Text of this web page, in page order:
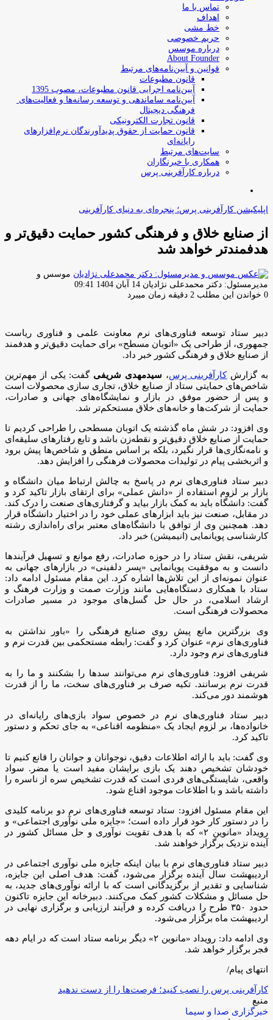
تماس با ما
اهداف
خط مشی
حریم خصوصی
درباره موسس
About Founder
قوانین و آیین‌نامه‌های مرتبط
‌قانون مطبوعات
آیین‌نامه اجرایی قانون مطبوعات، مصوب 1395
آیین‌نامه سامان­دهی و توسعه رسانه­‌ها و فعالیت‌­های
فرهنگی دیجیتال
قانون تجارت الکترونیکی
قانون حمایت از حقوق پدیدآورندگان نرم‌افزارهای
رایانه‌ای
سایت‌های مرتبط
همکاری با خبرنگاران
درباره کارآفرینی پرس
اپلیکیشن کارآفرینی پرس؛ پنجره‌ای به دنیای کارآفرینی
از صنایع خلاق و فرهنگی کشور حمایت دقیق‌تر و
هدفمندتر خواهد شد
موسس و
مدیرمسئول: دکتر محمدعلی نژادیان ارسال
ایمیل
14 آبان 1404 09:41
0 خواندن این مطلب 2 دقیقه زمان میبرد
دبیر ستاد توسعه فناوری‌های نرم معاونت علمی و فناوری ریاست
جمهوری، از طراحی یک «اتوبان مسطح» برای حمایت دقیق‌تر و هدفمند
از صنایع خلاق و فرهنگی کشور خبر داد.
به گزارشکارآفرینی پرس، سیدمهدی شریفی گفت: یکی از مهم‌ترین
شاخص‌های حمایتی ستاد از صنایع خلاق، تجاری سازی محصولات است
و پس از حضور موفق در بازار و نمایشگاه‌های جهانی و صادرات،
حمایت از شرکت‌ها و خانه‌های خلاق مستحکم‌تر شد.
وی افزود: در شش ماه گذشته یک اتوبان مسطحی را طراحی کردیم تا
حمایت از صنایع خلاق دقیق‌تر و نقطه‌زن باشد و تابع رفتار‌های سلیقه‌ای
و نامه‌نگاری‌ها قرار نگیرد، بلکه بر اساس منطق و شاخص‌ها پیش برود
و اثربخشی پیام در تولیدات محصولات فرهنگی را افزایش دهد.
دبیر ستاد فناوری‌های نرم در پاسخ به چالش ارتباط میان دانشگاه و
بازار بر لزوم استفاده از «دانش عملی» برای ارتقای بازار تاکید کرد و
گفت: دانشگاه باید به کمک بازار بیاید و گرفتاری‌های صنعت را درک کند.
در مقابل، صنعت نیز باید ابزار‌های عملی خود را در اختیار دانشگاه قرار
دهد. همچنین وی از توافق با دانشگاه‌های معتبر برای راه‌اندازی رشته
کارشناسی پویانمایی (انیمیشن) خبر داد.
شریفی، نقش ستاد را در حوزه صادرات، رفع موانع و تسهیل فرآیند‌ها
دانست و به موفقیت پویانمایی «پسر دلفینی» در بازار‌های جهانی به
عنوان نمونه‌ای از این تلاش‌ها اشاره کرد. این مقام مسئول ادامه داد:
ستاد با همکاری دستگاه‌هایی مانند وزارت صمت و وزارت فرهنگ و
ارشاد اسلامی، در حال حل گسل‌های موجود در مسیر صادرات
محصولات فرهنگی است.
وی بزرگترین مانع پیش روی صنایع فرهنگی را «باور نداشتن به
فناوری‌های نرم» عنوان کرد و گفت: رابطه مستحکمی بین قدرت نرم و
فناوری‌های نرم وجود دارد.
شریفی افزود: فناوری‌های نرم می‌توانند سد‌ها را بشکنند و ما را به
قدرت نرم برسانند. تکیه صرف بر فناوری‌های سخت، ما را از قدرت
هوشمند دور می‌کند.
دبیر ستاد فناوری‌های نرم در خصوص سواد بازی‌های رایانه‌ای در
خانواده‌ها، بر لزوم ایجاد یک «منظومه اقناعی» به جای تحکم و دستور
تاکید کرد.
وی گفت: باید با ارائه اطلاعات دقیق، نوجوانان و جوانان را قانع کنیم تا
خودشان تشخیص دهند یک بازی برایشان مفید است یا مضر. سواد
واقعی، شایستگی‌های فردی است که قدرت تشخیص سره از ناسره را
داشته باشد و با اطلاعات موجود اقناع شود.
این مقام مسئول افزود: ستاد توسعه فناوری‌های نرم دو برنامه کلیدی
را در دستور کار خود قرار داده است؛ «جایزه ملی نوآوری اجتماعی» و
رویداد «مانوین ۲» که با هدف تقویت نوآوری و حل مسائل کشور در
آینده نزدیک برگزار خواهند شد.
دبیر ستاد فناوری‌های نرم با بیان اینکه جایزه ملی نوآوری اجتماعی در
اردیبهشت سال آینده برگزار می‌شود، گفت: هدف اصلی این جایزه،
شناسایی و تقدیر از برگزیدگانی است که با ارائه نوآوری‌های جدید، به
حل مسائل و مشکلات کشور کمک می‌کنند. دبیرخانه این جایزه تاکنون
حدود ۳۵۰ طرح را دریافت کرده و فرآیند ارزیابی و برگزاری نهایی در
اردیبهشت ماه برگزار می‌شود.
وی ادامه داد: رویداد «مانوین ۲» دیگر برنامه ستاد است که در ایام دهه
فجر برگزار خواهد شد.
انتهای پیام/
کارآفرینی پرس را نصب کنید؛ فرصت‌ها را از دست ندهید
منبع
خبرگزاری صدا و سیما